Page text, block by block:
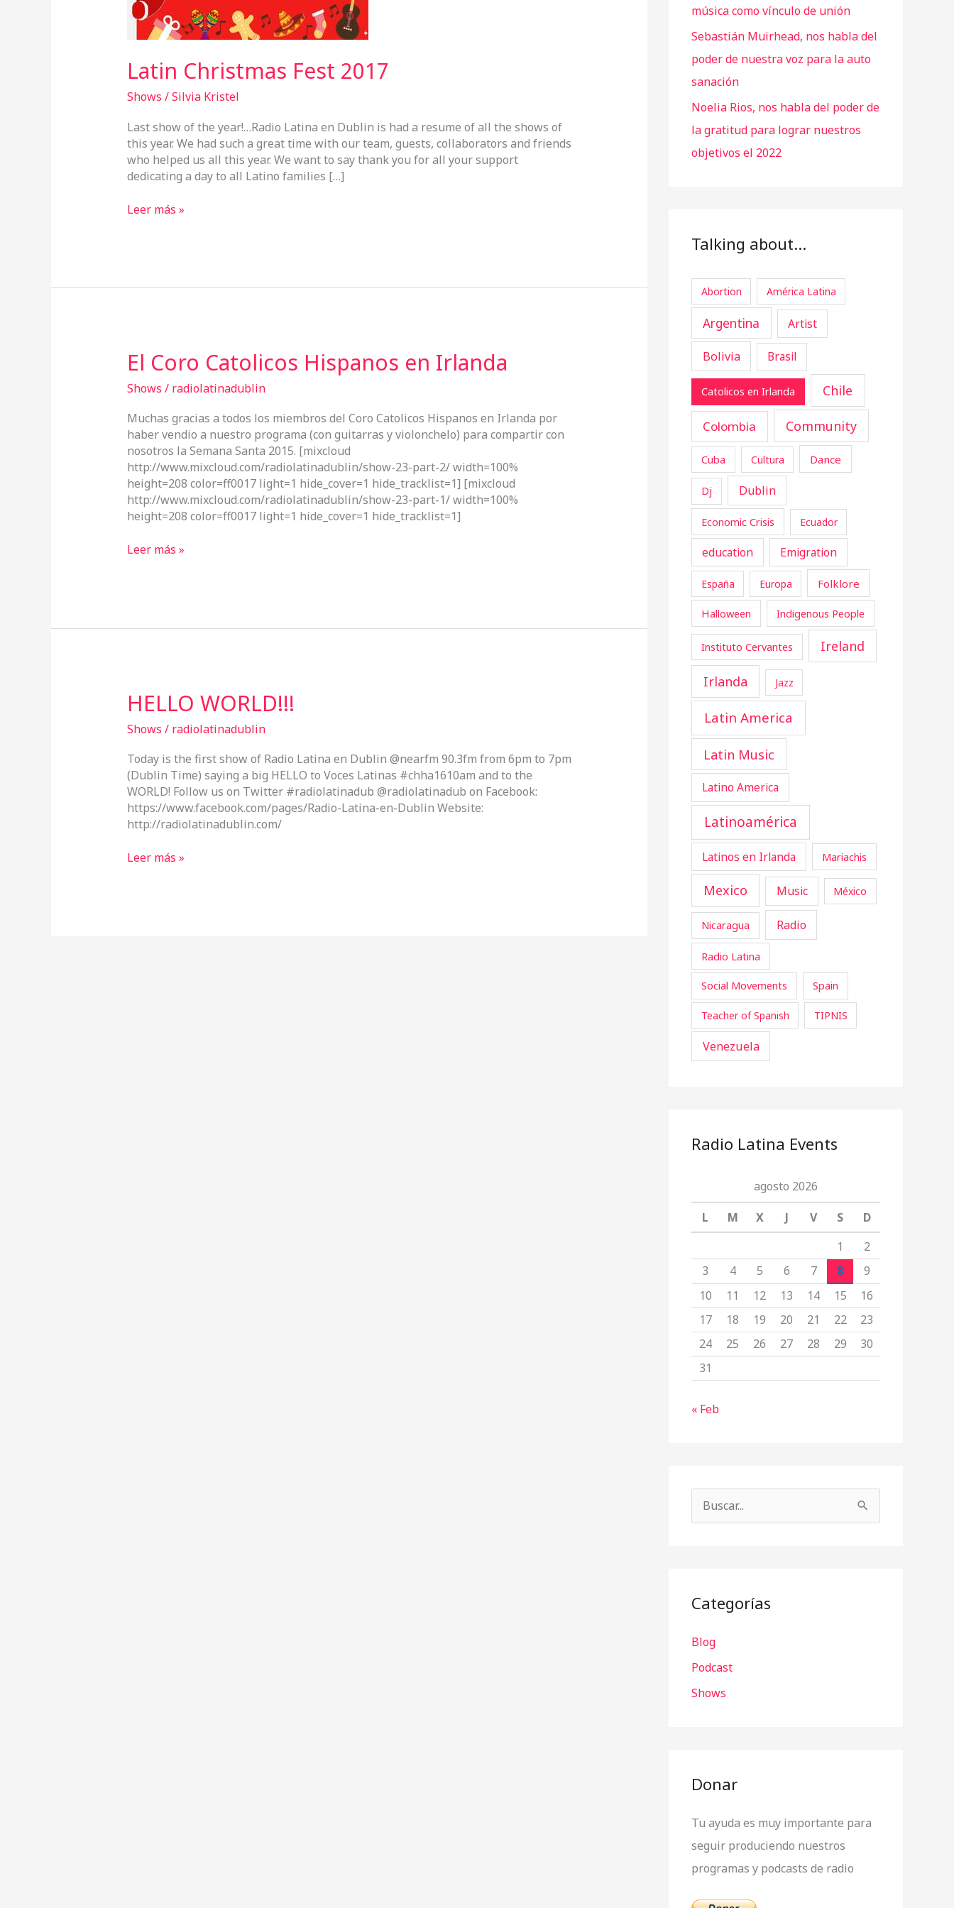
Latin Christmas Fest 2017
Shows /Silvia Kristel
Last show of the year!…Radio Latina en Dublin is had a resume of all the shows of
this year. We had such a great time with our team, guests, collaborators and friends
who helped us all this year. We want to say thank you for all your support
dedicating a day to all Latino families […]
Leer más »
El Coro Catolicos Hispanos en Irlanda
Shows / radiolatinadublin
Muchas gracias a todos los miembros del Coro Catolicos Hispanos en Irlanda por
haber vendio a nuestro programa (con guitarras y violonchelo) para compartir con
nosotros la Semana Santa 2015. [mixcloud
http://www.mixcloud.com/radiolatinadublin/show-23-part-2/ width=100%
height=208 color=ff0017 light=1 hide_cover=1 hide_tracklist=1] [mixcloud
http://www.mixcloud.com/radiolatinadublin/show-23-part-1/ width=100%
height=208 color=ff0017 light=1 hide_cover=1 hide_tracklist=1]
El
Coro
Catolicos
en
Irlanda
Leer más »
HELLO WORLD!!!
Shows / radiolatinadublin
Today is the first show of Radio Latina en Dublin @nearfm 90.3fm from 6pm to 7pm
(Dublin Time) saying a big HELLO to Voces Latinas #chha1610am and to the
WORLD! Follow us on Twitter #radiolatinadub @radiolatinadub on Facebook:
https://www.facebook.com/pages/Radio-Latina-en-Dublin Website:
http://radiolatinadublin.com/
HELLO
WORLD!!!
Leer más »
música como vínculo de unión
Sebastián Muirhead, nos habla del
poder de nuestra voz para la auto
sanación
Noelia Rios, nos habla del poder de
la gratitud para lograr nuestros
objetivos el 2022
Talking about…
Abortion América Latina
Argentina Artist
Bolivia Brasil
Catolicos en Irlanda Chile
Colombia Community
Cuba Cultura Dance
Dj Dublin
Economic Crisis Ecuador
education Emigration
España Europa Folklore
Halloween Indigenous People
Instituto Cervantes Ireland
Irlanda Jazz
Latin America
Latin Music
Latino America
Latinoamérica
Latinos en Irlanda Mariachis
Mexico Music México
Nicaragua Radio
Radio Latina
Social Movements Spain
Teacher of Spanish TIPNIS
Venezuela
Radio Latina Events
agosto 2026
L
M X J V S
D
1
2
3
4 5 6 7 8
9
10
11 12 13 14 15
16
17
18 19 20 21 22
23
24
25 26 27 28 29
30
31
« Feb
a
p
o
r
Categorías
Blog
Podcast
Shows
Donar
Tu ayuda es muy importante para
seguir produciendo nuestros
programas y podcasts de radio